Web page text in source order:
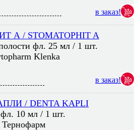
в заказ!
А / STOMATOPHIT A
фл. 25 мл / 1 шт.
Klenka
в заказ!
/ DENTA KAPLI
10 мл / 1 шт.
Тернофарм